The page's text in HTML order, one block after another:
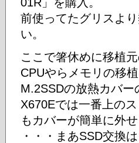
前使ってたグリスよ
い。
ここで箸休めに移植
CPUやらメモリの移
M.2SSDの放熱カバ
X670Eでは一番上の
もカバーが簡単に外せ
・・・まあSSD交換